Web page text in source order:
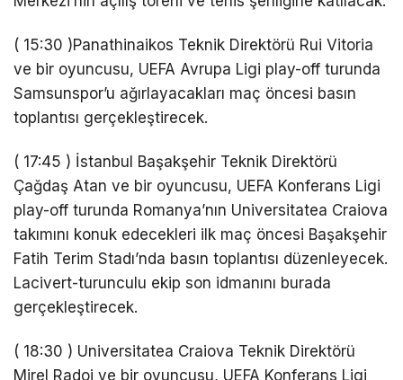
( 15:30 )Panathinaikos Teknik Direktörü Rui Vitoria
ve bir oyuncusu, UEFA Avrupa Ligi play-off turunda
Samsunspor’u ağırlayacakları maç öncesi basın
toplantısı gerçekleştirecek.
( 17:45 ) İstanbul Başakşehir Teknik Direktörü
Çağdaş Atan ve bir oyuncusu, UEFA Konferans Ligi
play-off turunda Romanya’nın Universitatea Craiova
takımını konuk edecekleri ilk maç öncesi Başakşehir
Fatih Terim Stadı’nda basın toplantısı düzenleyecek.
Lacivert-turunculu ekip son idmanını burada
gerçekleştirecek.
( 18:30 ) Universitatea Craiova Teknik Direktörü
Mirel Radoi ve bir oyuncusu, UEFA Konferans Ligi